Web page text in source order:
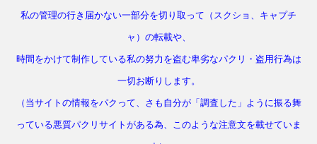
私の管理の行き届かない一部分を切り取って（スクショ、キャプチ
ャ）の転載や、
時間をかけて制作している私の努力を盗む卑劣なパクリ・盗用行為は
一切お断りします。
（当サイトの情報をパクって、さも自分が「調査した」ように振る舞
っている悪質パクリサイトがある為、このような注意文を載せていま